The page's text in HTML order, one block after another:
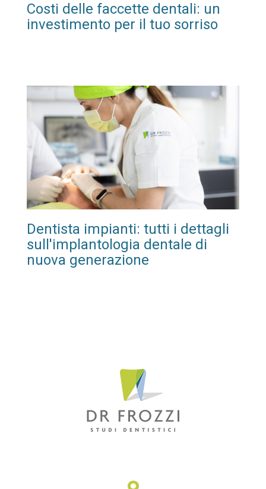
Costi delle faccette dentali: un
investimento per il tuo sorriso
Dentista impianti: tutti i dettagli
sull'implantologia dentale di
nuova generazione